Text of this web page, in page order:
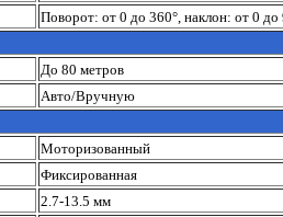
Поворот: от 0 до 360°, наклон: от 0
До 80 метров
Авто/Вручную
Моторизованный
Фиксированная
2.7-13.5 мм